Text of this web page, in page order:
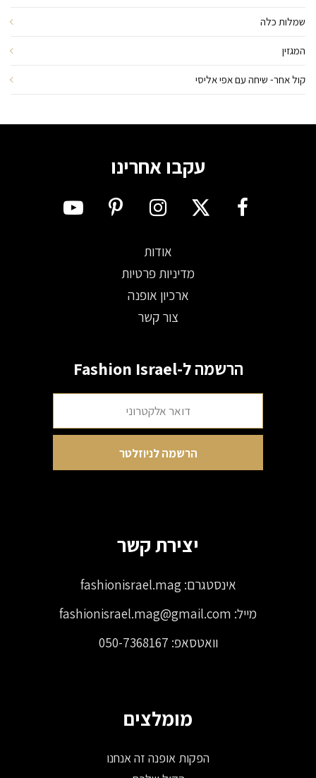
שמלות כלה
המגזין
קול אחר- שיחה עם אפי אליסי
עקבו אחרינו
אודות
מדיניות פרטיות
ארכיון אופנה
צור קשר
הרשמה ל-Fashion Israel
יצירת קשר
אינסטגרם:fashionisrael.mag
מייל: fashionisrael.mag@gmail.com
וואטסאפ: 050-7368167
מומלצים
הפקות אופנה זה אנחנו